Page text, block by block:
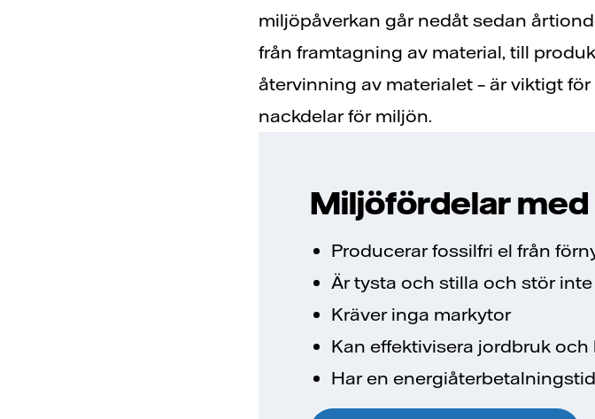
miljöpåverkan går nedåt sedan
från framtagning av material, till
återvinning av materialet – är viktigt
nackdelar för miljön.
Miljöfördelar
Producerar fossilfri el från
Är tysta och stilla och stör
Kräver inga markytor
Kan effektivisera jordbruk
Har en